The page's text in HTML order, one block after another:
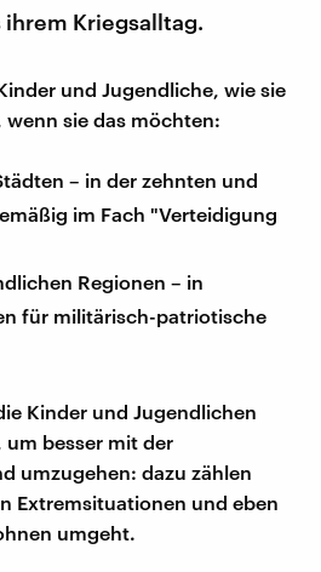
ihrem Kriegsalltag.
und Jugendliche, wie sie
sie das möchten:
– in der zehnten und
im Fach "Verteidigung
Regionen – in
für militärisch-patriotische
Kinder und Jugendlichen
um besser mit der
umzugehen: dazu zählen
Extremsituationen und eben
umgeht.